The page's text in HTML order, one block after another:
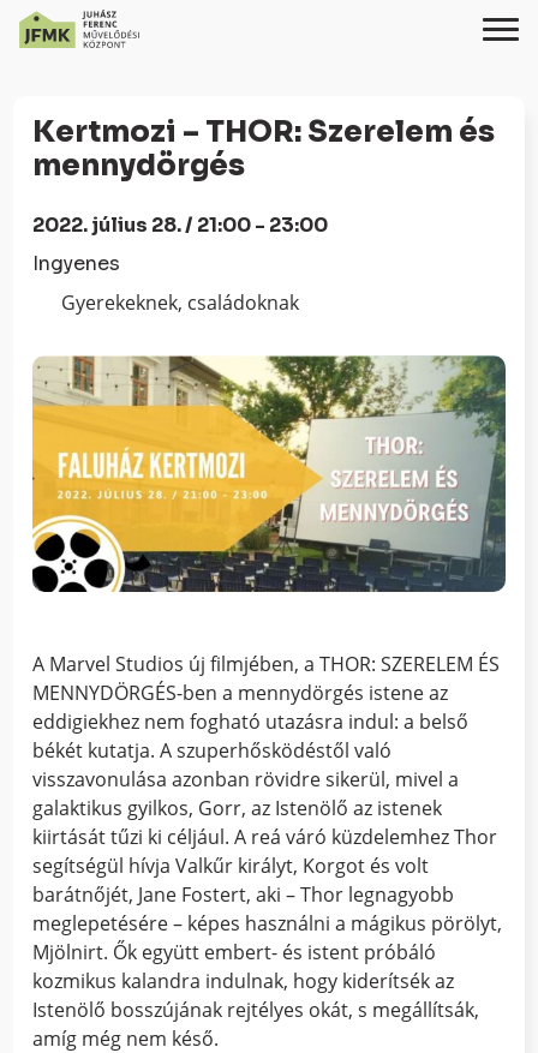
Content
navigációhoz
Kertmozi – THOR: Szerelem és
mennydörgés
2022. július 28. / 21:00 - 23:00
Ingyenes
Gyerekeknek, családoknak
A Marvel Studios új filmjében, a THOR: SZERELEM ÉS
MENNYDÖRGÉS-ben a mennydörgés istene az
eddigiekhez nem fogható utazásra indul: a belső
békét kutatja. A szuperhősködéstől való
visszavonulása azonban rövidre sikerül, mivel a
galaktikus gyilkos, Gorr, az Istenölő az istenek
kiirtását tűzi ki céljául. A reá váró küzdelemhez Thor
segítségül hívja Valkűr királyt, Korgot és volt
barátnőjét, Jane Fostert, aki – Thor legnagyobb
meglepetésére – képes használni a mágikus pörölyt,
Mjölnirt. Ők együtt embert- és istent próbáló
kozmikus kalandra indulnak, hogy kiderítsék az
Istenölő bosszújának rejtélyes okát, s megállítsák,
amíg még nem késő.